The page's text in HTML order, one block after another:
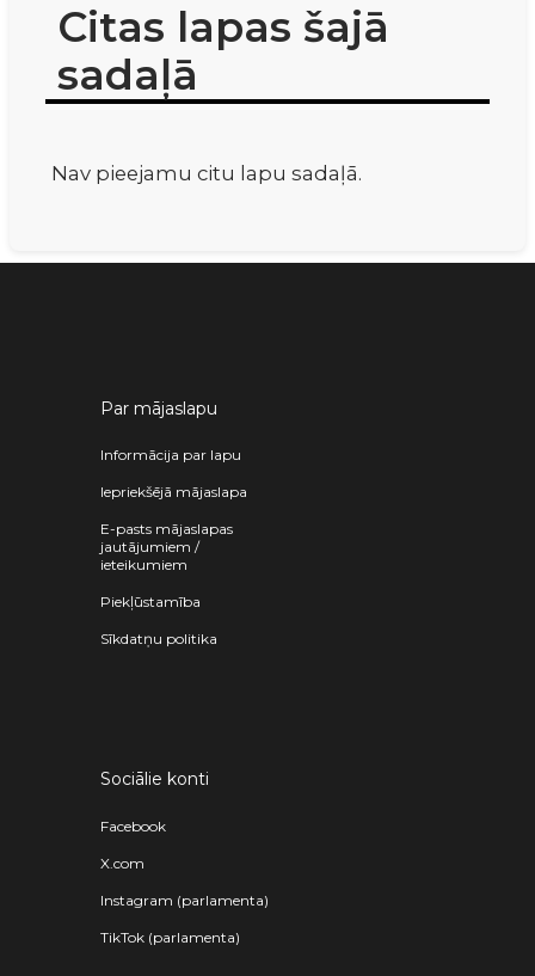
Citas lapas šajā
sadaļā
Nav pieejamu citu lapu sadaļā.
Par mājaslapu
Informācija par lapu
Iepriekšējā mājaslapa
E-pasts mājaslapas
jautājumiem /
ieteikumiem
Piekļūstamība
Sīkdatņu politika
Sociālie konti
Facebook
X.com
Instagram (parlamenta)
TikTok (parlamenta)